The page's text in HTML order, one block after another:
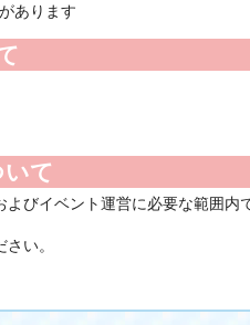
あります
て
びイベント運営に必要な範囲内
い。